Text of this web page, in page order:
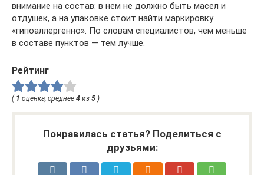
внимание на состав: в нем не должно быть масел и
отдушек, а на упаковке стоит найти маркировку
«гипоаллергенно». По словам специалистов, чем меньше
в составе пунктов — тем лучше.
Рейтинг
( 1 оценка, среднее 4 из 5 )
Понравилась статья? Поделиться с
друзьями: